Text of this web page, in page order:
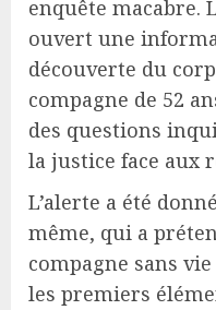
enquête macabre.
ouvert une
découverte du
compagne de 52
des questions
la justice face aux
L’alerte a été
même, qui a
compagne sans
les premiers